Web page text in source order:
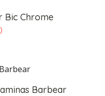
Bic Chrome
Barbear